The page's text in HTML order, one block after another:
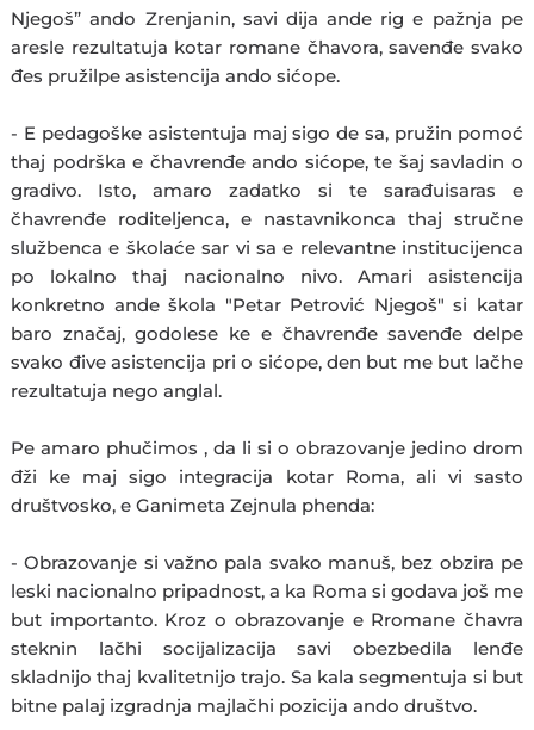
Njegoš” ando Zrenjanin, savi dija ande rig e pažnja pe
aresle rezultatuja kotar romane čhavora, savenđe svako
đes pružilpe asistencija ando sićope.
- E pedagoške asistentuja maj sigo de sa, pružin pomoć
thaj podrška e čhavrenđe ando sićope, te šaj savladin o
gradivo. Isto, amaro zadatko si te sarađuisaras e
čhavrenđe roditeljenca, e nastavnikonca thaj stručne
službenca e školaće sar vi sa e relevantne institucijenca
po lokalno thaj nacionalno nivo. Amari asistencija
konkretno ande škola "Petar Petrović Njegoš" si katar
baro značaj, godolese ke e čhavrenđe savenđe delpe
svako đive asistencija pri o sićope, den but me but lačhe
rezultatuja nego anglal.
Pe amaro phučimos , da li si o obrazovanje jedino drom
đži ke maj sigo integracija kotar Roma, ali vi sasto
društvosko, e Ganimeta Zejnula phenda:
- Obrazovanje si važno pala svako manuš, bez obzira pe
leski nacionalno pripadnost, a ka Roma si godava još me
but importanto. Kroz o obrazovanje e Rromane čhavra
steknin lačhi socijalizacija savi obezbedila lenđe
skladnijo thaj kvalitetnijo trajo. Sa kala segmentuja si but
bitne palaj izgradnja majlačhi pozicija ando društvo.